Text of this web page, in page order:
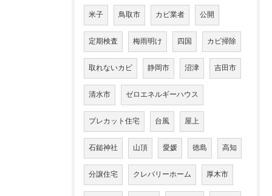
米子 鳥取市 カビ業者 公開
定期検査 梅雨明け 四国 カビ掃除
取れないカビ 静岡市 沼津 吉田市
清水市 ゼロエネルギーハウス
プレカット住宅 台風 屋上
石鎚神社 山頂 愛媛 徳島 高知
分譲住宅 クレバリーホーム 厚木市